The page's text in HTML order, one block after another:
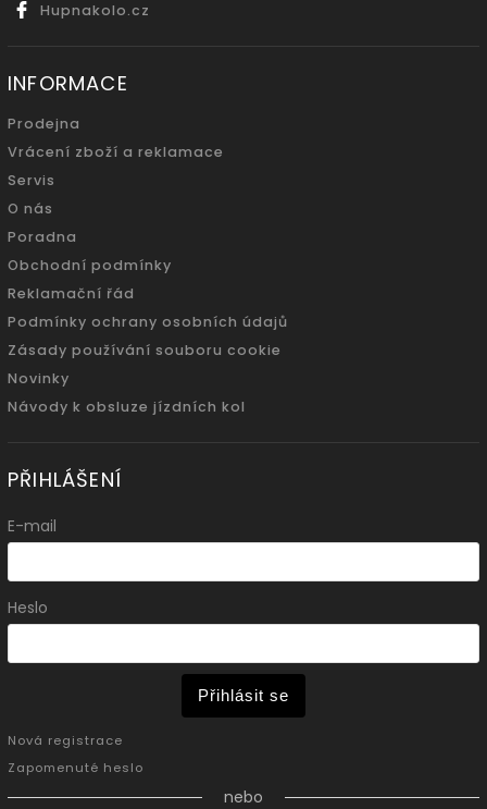
Hupnakolo.cz
INFORMACE
Prodejna
Vrácení zboží a reklamace
Servis
O nás
Poradna
Obchodní podmínky
Reklamační řád
Podmínky ochrany osobních údajů
Zásady používání souboru cookie
Novinky
Návody k obsluze jízdních kol
PŘIHLÁŠENÍ
E-mail
Heslo
Přihlásit se
Nová registrace
Zapomenuté heslo
nebo